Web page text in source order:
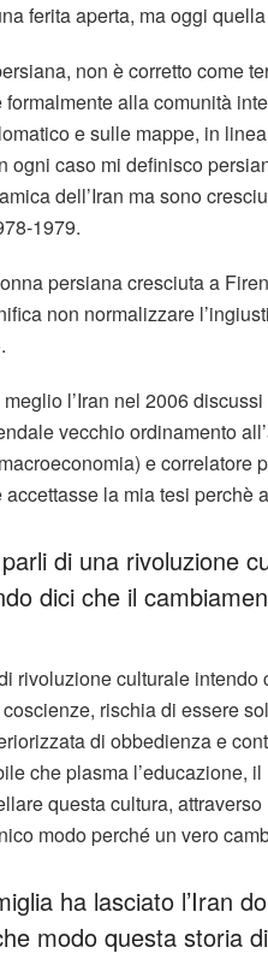
ferita aperta, ma oggi
non è corretto come
alla comunità
e sulle mappe, in
ogni caso mi definisco
dell’Iran ma sono
1979.
persiana cresciuta a
non normalizzare
l’Iran nel 2006
vecchio ordinamento
e correlatore
la mia tesi perchè
di una rivoluzione
dici che il
rivoluzione culturale
rischia di essere
di obbedienza e
che plasma l’educazione,
questa cultura,
modo perché un vero
ha lasciato l’Iran
modo questa storia